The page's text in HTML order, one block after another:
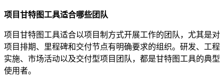
项目甘特图工具适合哪些团队
项目甘特图工具适合以项目制方式开展工作的团队，尤其是对
项目排期、里程碑和交付节点有明确要求的组织。研发、工程
实施、市场活动以及交付型项目团队，都是甘特图工具的典型
使用者。